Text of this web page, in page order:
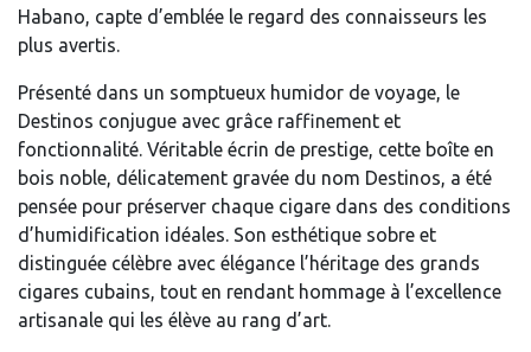
Habano, capte d’emblée le regard des connaisseurs les
plus avertis.
Présenté dans un somptueux humidor de voyage, le
Destinos conjugue avec grâce raffinement et
fonctionnalité. Véritable écrin de prestige, cette boîte en
bois noble, délicatement gravée du nom Destinos, a été
pensée pour préserver chaque cigare dans des conditions
d’humidification idéales. Son esthétique sobre et
distinguée célèbre avec élégance l’héritage des grands
cigares cubains, tout en rendant hommage à l’excellence
artisanale qui les élève au rang d’art.